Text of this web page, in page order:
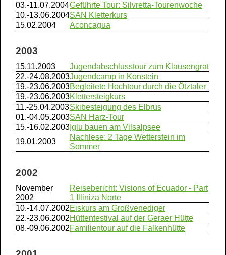
03.-11.07.2004Geführte Tour: Silvretta-Tourenwoche
10.-13.06.2004SAN Kletterkurs
15.02.2004
Aconcagua
2003
15.11.2003
Jugendabschlusstour zum Klausengrat
22.-24.08.2003Jugendcamp in Konstein
19.-23.06.2003Begleitete Hochtour durch die Ötztaler
19.-23.06.2003Klettersteigkurs
11.-25.04.2003Skibesteigung des Elbrus
01.-04.05.2003SAN Harz-Tour
15.-16.02.2003 Iglu bauen am Vilsalpsee
19.01.2003
Nachlese: 2 Tage Wetterstein im
Sommer
2002
November
2002
Reisebericht: Visions of Ecuador - Part
1 Illiniza Norte
10.-14.07.2002Eiskurs am Großvenediger
22.-23.06.2002Hüttentestival auf der Geraer Hütte
08.-09.06.2002Familientour auf die Falkenhütte